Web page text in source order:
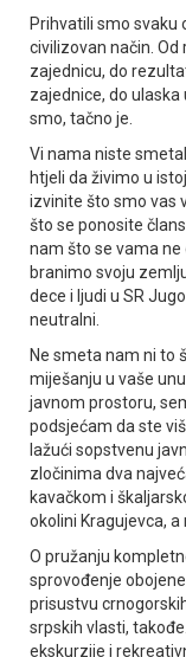
Prihvatili smo svaku
civilizovan način.
zajednicu, do
zajednice, do ulaska
smo, tačno je.
Vi nama niste
htjeli da živimo u
izvinite što smo vas
što se ponosite
nam što se vama
branimo svoju
dece i ljudi u SR
neutralni.
Ne smeta nam ni to
miješanju u vaše
javnom prostoru,
podsjećam da ste
lažući sopstvenu
zločinima dva
kavačkom i
okolini Kragujevca, a
O pružanju
sprovođenje
prisustvu
srpskih vlasti,
ekskurzije i